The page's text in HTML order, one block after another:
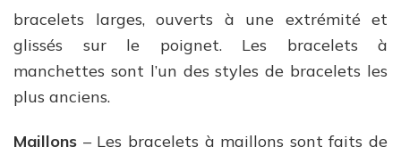
bracelets larges, ouverts à une extrémité et
glissés sur le poignet. Les bracelets à
manchettes sont l’un des styles de bracelets les
plus anciens.
Maillons – Les bracelets à maillons sont faits de